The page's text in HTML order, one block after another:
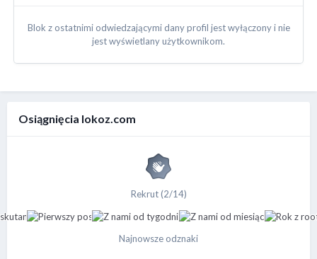
Blok z ostatnimi odwiedzającymi dany profil jest wyłączony i nie
jest wyświetlany użytkownikom.
Osiągnięcia lokoz.com
Rekrut (2/14)
Najnowsze odznaki